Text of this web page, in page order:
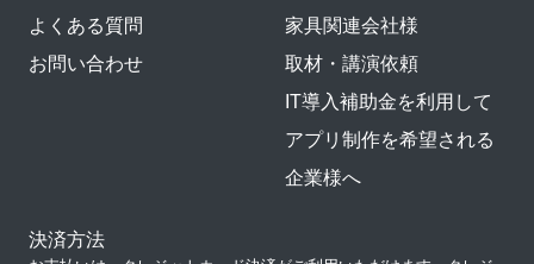
よくある質問
お問い合わせ
家具関連会社様
取材・講演依頼
IT導入補助金を利用して
アプリ制作を希望される
企業様へ
決済方法